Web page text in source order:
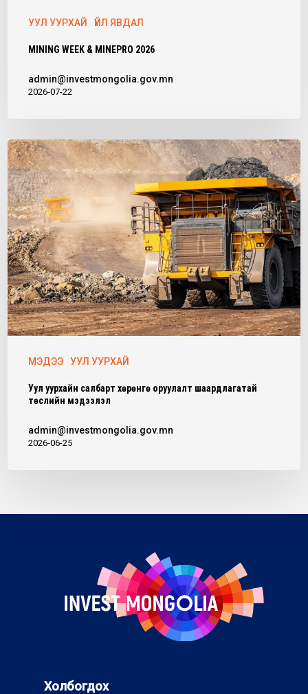
УУЛ УУРХАЙ ҮЙЛ ЯВДАЛ
MINING WEEK & MINEPRO 2026
admin@investmongolia.gov.mn
2026-07-22
МЭДЭЭ УУЛ УУРХАЙ
Уул уурхайн салбарт хөрөнгө оруулалт шаардлагатай
төслийн мэдээлэл
admin@investmongolia.gov.mn
2026-06-25
Холбогдох